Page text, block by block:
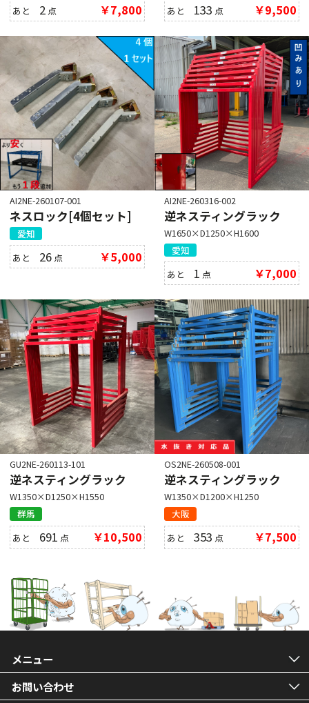
あと 2 点 ￥7,800
あと 133 点 ￥9,500
AI2NE-260107-001
ネスロック[4個セット]
愛知
あと 26 点 ￥5,000
AI2NE-260316-002
逆ネスティングラック
W1650×D1250×H1600
愛知
あと 1 点 ￥7,000
GU2NE-260113-101
逆ネスティングラック
W1350×D1250×H1550
群馬
あと 691 点 ￥10,500
OS2NE-260508-001
逆ネスティングラック
W1350×D1200×H1250
大阪
あと353 点 ￥7,500
メニュー
お問い合わせ